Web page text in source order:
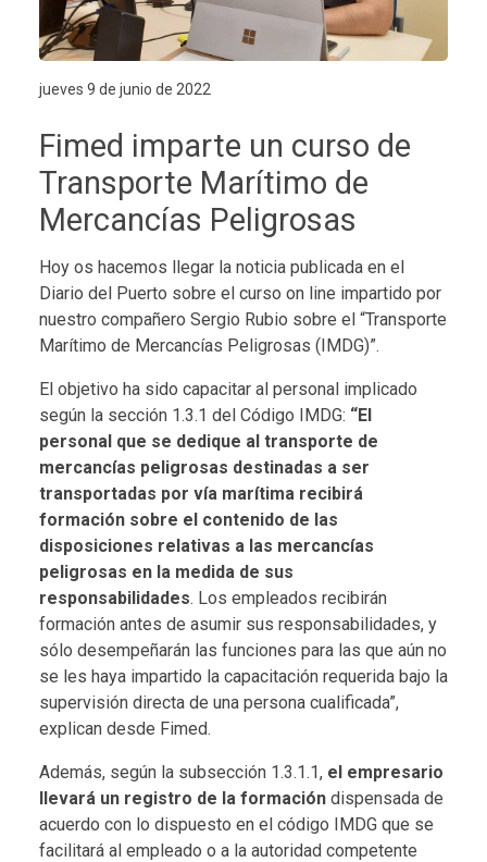
jueves 9 de junio de 2022
Fimed imparte un curso de
Transporte Marítimo de
Mercancías Peligrosas
Hoy os hacemos llegar la noticia publicada en el
Diario del Puerto sobre el curso on line impartido por
nuestro compañero Sergio Rubio sobre el “Transporte
Marítimo de Mercancías Peligrosas (IMDG)”.
El objetivo ha sido capacitar al personal implicado
según la sección 1.3.1 del Código IMDG: “El
personal que se dedique al transporte de
mercancías peligrosas destinadas a ser
transportadas por vía marítima recibirá
formación sobre el contenido de las
disposiciones relativas a las mercancías
peligrosas en la medida de sus
responsabilidades. Los empleados recibirán
formación antes de asumir sus responsabilidades, y
sólo desempeñarán las funciones para las que aún no
se les haya impartido la capacitación requerida bajo la
supervisión directa de una persona cualificada”,
explican desde Fimed.
Además, según la subsección 1.3.1.1, el empresario
llevará un registro de la formación dispensada de
acuerdo con lo dispuesto en el código IMDG que se
facilitará al empleado o a la autoridad competente